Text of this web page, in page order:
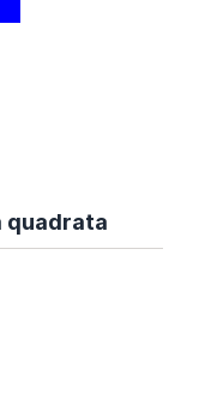
quadrata